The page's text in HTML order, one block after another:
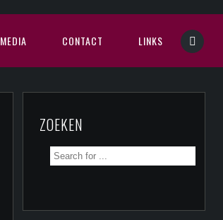
MEDIA CONTACT LINKS
ZOEKEN